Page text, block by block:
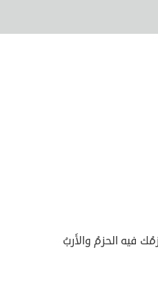
فيه الحزمُ والأَربُ